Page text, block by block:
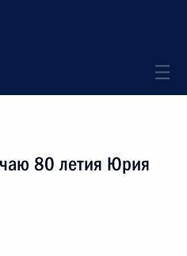
80 летия Юрия